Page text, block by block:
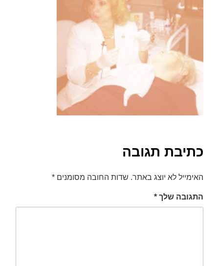
סמן קישורים
לאפס
את
כל
האפשרויות
cached
כתיבת תגובה
האימייל לא יוצג באתר. שדות החובה מסומנים *
התגובה שלך *